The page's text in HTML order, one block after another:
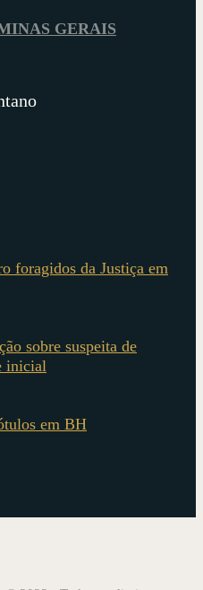
GERAIS
foragidos da Justiça em
sobre suspeita de
inicial
em BH